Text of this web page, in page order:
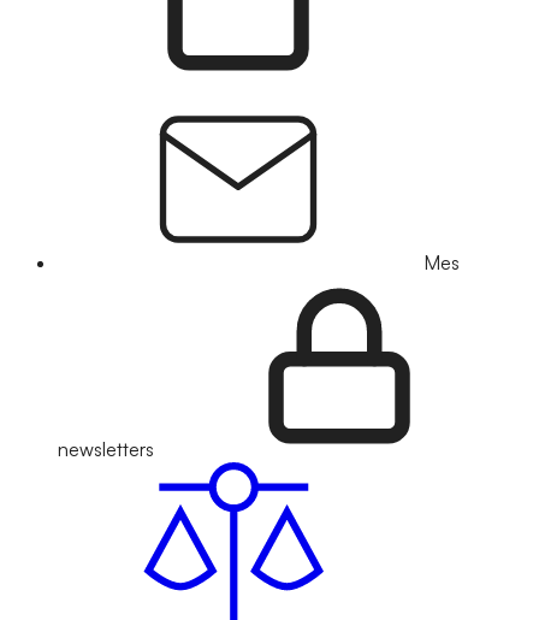
Mes
newsletters